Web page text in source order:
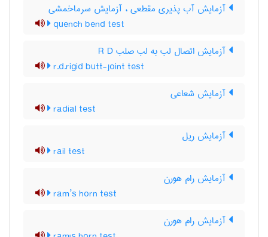
آزمایش آب پذیری مقطعی ، آزمایش سرماخمشی
quench bend test
آزمایش اتصال لب به لب صلب R D
r.d.rigid butt-joint test
آزمایش شعاعی
radial test
آزمایش ریل
rail test
آزمایش رام هورن
ram’s horn test
آزمایش رام هورن